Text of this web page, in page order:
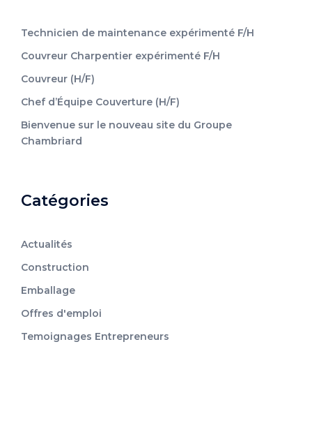
Technicien de maintenance expérimenté F/H
Couvreur Charpentier expérimenté F/H
Couvreur (H/F)
Chef d’Équipe Couverture (H/F)
Bienvenue sur le nouveau site du Groupe
Chambriard
Catégories
Actualités
Construction
Emballage
Offres d'emploi
Temoignages Entrepreneurs